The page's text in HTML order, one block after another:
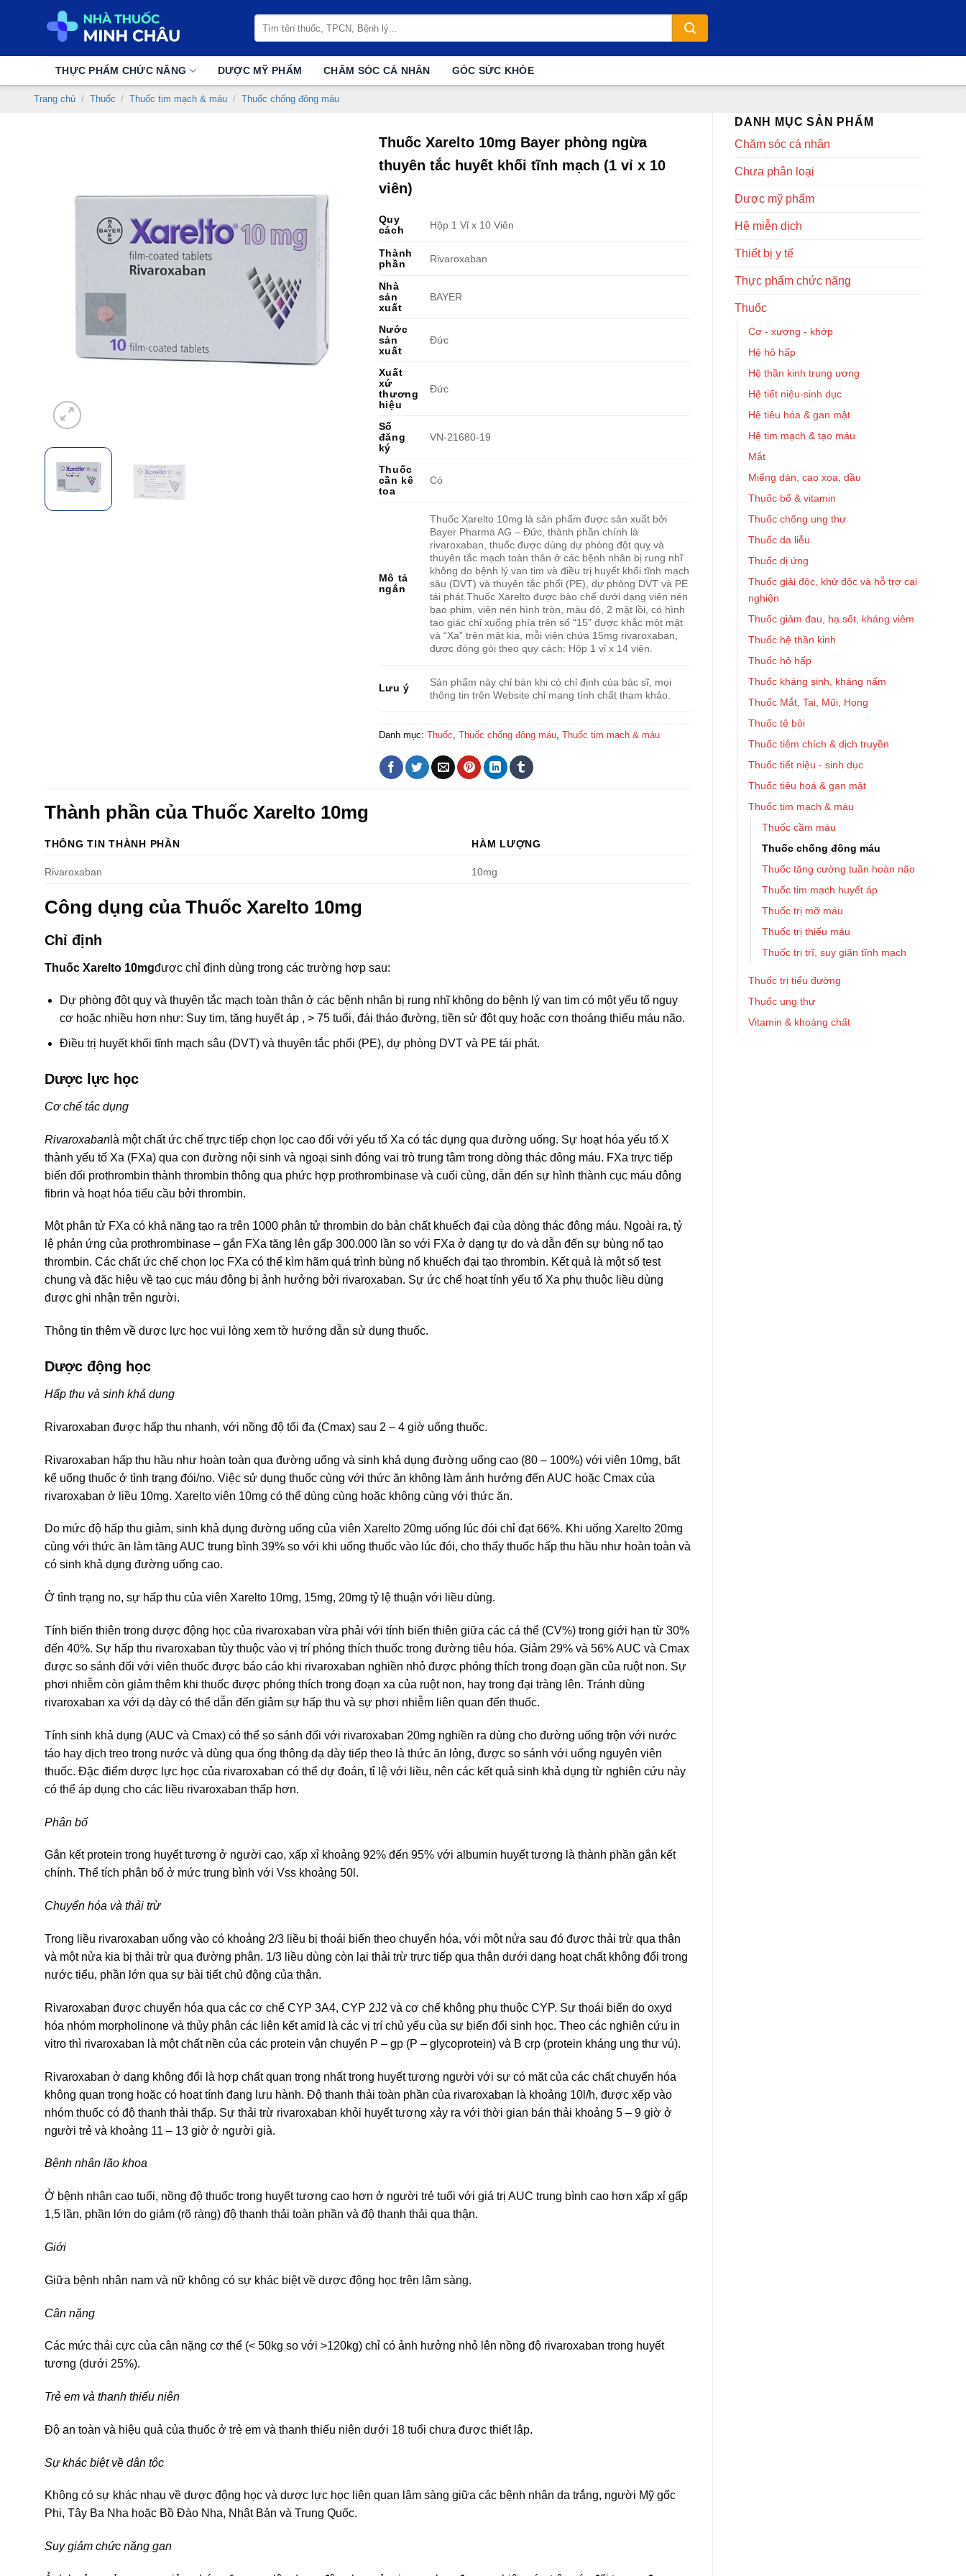
kiếm:
THỰC PHẨM CHỨC NĂNG DƯỢC MỸ PHẨM CHĂM SÓC CÁ NHÂN GÓC SỨC KHỎE
Trang chủ / Thuốc / Thuốc tim mạch & máu / Thuốc chống đông máu
DANH MỤC SẢN PHẨM
Chăm sóc cá nhân
Chưa phân loại
Dược mỹ phẩm
Hệ miễn dịch
Thiết bị y tế
Thực phẩm chức năng
Thuốc
Cơ - xương - khớp
Hệ hô hấp
Hệ thần kinh trung ương
Hệ tiết niệu-sinh dục
Hệ tiêu hóa & gan mật
Hệ tim mạch & tạo máu
Mắt
Miếng dán, cao xoa, dầu
Thuốc bổ & vitamin
Thuốc chống ung thư
Thuốc da liễu
Thuốc dị ứng
Thuốc giải độc, khử độc và hỗ trợ cai
nghiện
Thuốc giảm đau, hạ sốt, kháng viêm
Thuốc hệ thần kinh
Thuốc hô hấp
Thuốc kháng sinh, kháng nấm
Thuốc Mắt, Tai, Mũi, Họng
Thuốc tê bôi
Thuốc tiêm chích & dịch truyền
Thuốc tiết niệu - sinh dục
Thuốc tiêu hoá & gan mật
Thuốc tim mạch & máu
Thuốc cầm máu
Thuốc chống đông máu
Thuốc tăng cường tuần hoàn não
Thuốc tim mạch huyết áp
Thuốc trị mỡ máu
Thuốc trị thiếu máu
Thuốc trị trĩ, suy giãn tĩnh mạch
Thuốc trị tiểu đường
Thuốc ung thư
Vitamin & khoáng chất
Thuốc Xarelto 10mg Bayer phòng ngừa
thuyên tắc huyết khối tĩnh mạch (1 vỉ x 10
viên)
Quy
cách
Hộp 1 Vỉ x 10 Viên
Thành
phần
Rivaroxaban
Nhà
sản
xuất
BAYER
Nước
sản
xuất
Đức
Xuất
xứ
thương
hiệu
Đức
Số
đăng
ký
VN-21680-19
Thuốc
cần kê
toa
Có
Mô tả
ngắn
Thuốc Xarelto 10mg là sản phẩm được sản xuất bởi
Bayer Pharma AG – Đức, thành phần chính là
rivaroxaban, thuốc được dùng dự phòng đột quỵ và
thuyên tắc mạch toàn thân ở các bệnh nhân bị rung nhĩ
không do bệnh lý van tim và điều trị huyết khối tĩnh mạch
sâu (DVT) và thuyên tắc phổi (PE), dự phòng DVT và PE
tái phát.Thuốc Xarelto được bào chế dưới dạng viên nén
bao phim, viên nén hình tròn, màu đỏ, 2 mặt lồi, có hình
tao giác chỉ xuống phía trên số “15” được khắc một mặt
và “Xa” trên mặt kia, mỗi viên chứa 15mg rivaroxaban,
được đóng gói theo quy cách: Hộp 1 vỉ x 14 viên.
Lưu ý
Sản phẩm này chỉ bán khi có chỉ định của bác sĩ, mọi
thông tin trên Website chỉ mang tính chất tham khảo.
Danh mục: Thuốc, Thuốc chống đông máu, Thuốc tim mạch & máu
Thành phần của Thuốc Xarelto 10mg
THÔNG TIN THÀNH PHẦN HÀM LƯỢNG
Rivaroxaban 10mg
Công dụng của Thuốc Xarelto 10mg
Chỉ định
Thuốc Xarelto 10mgđược chỉ định dùng trong các trường hợp sau:
Dự phòng đột quỵ và thuyên tắc mạch toàn thân ở các bệnh nhân bị rung nhĩ không do bệnh lý van tim có một yếu tố nguy
cơ hoặc nhiều hơn như: Suy tim, tăng huyết áp , > 75 tuổi, đái tháo đường, tiền sử đột quỵ hoặc cơn thoáng thiếu máu não.
Điều trị huyết khối tĩnh mạch sâu (DVT) và thuyên tắc phổi (PE), dự phòng DVT và PE tái phát.
Dược lực học
Cơ chế tác dụng
Rivaroxaban là một chất ức chế trực tiếp chọn lọc cao đối với yếu tố Xa có tác dụng qua đường uống. Sự hoạt hóa yếu tố X
thành yếu tố Xa (FXa) qua con đường nội sinh và ngoại sinh đóng vai trò trung tâm trong dòng thác đông máu. FXa trực tiếp
biến đối prothrombin thành thrombin thông qua phức hợp prothrombinase và cuối cùng, dẫn đến sự hình thành cục máu đông
fibrin và hoạt hóa tiểu cầu bởi thrombin.
Một phân tử FXa có khả năng tạo ra trên 1000 phân tử thrombin do bản chất khuếch đại của dòng thác đông máu. Ngoài ra, tỷ
lệ phản ứng của prothrombinase – gắn FXa tăng lên gấp 300.000 lần so với FXa ở dạng tự do và dẫn đến sự bùng nổ tạo
thrombin. Các chất ức chế chọn lọc FXa có thể kìm hãm quá trình bùng nổ khuếch đại tạo thrombin. Kết quả là một số test
chung và đặc hiệu về tạo cục máu đông bị ảnh hưởng bởi rivaroxaban. Sự ức chế hoạt tính yếu tố Xa phụ thuộc liều dùng
được ghi nhận trên người.
Thông tin thêm về dược lực học vui lòng xem tờ hướng dẫn sử dụng thuốc.
Dược động học
Hấp thu và sinh khả dụng
Rivaroxaban được hấp thu nhanh, với nồng độ tối đa (Cmax) sau 2 – 4 giờ uống thuốc.
Rivaroxaban hấp thu hầu như hoàn toàn qua đường uống và sinh khả dụng đường uống cao (80 – 100%) với viên 10mg, bất
kể uống thuốc ở tình trạng đói/no. Việc sử dụng thuốc cùng với thức ăn không làm ảnh hưởng đến AUC hoặc Cmax của
rivaroxaban ở liều 10mg. Xarelto viên 10mg có thể dùng cùng hoặc không cùng với thức ăn.
Do mức độ hấp thu giảm, sinh khả dụng đường uống của viên Xarelto 20mg uống lúc đói chỉ đạt 66%. Khi uống Xarelto 20mg
cùng với thức ăn làm tăng AUC trung bình 39% so với khi uống thuốc vào lúc đói, cho thấy thuốc hấp thu hầu như hoàn toàn và
có sinh khả dụng đường uống cao.
Ở tình trạng no, sự hấp thu của viên Xarelto 10mg, 15mg, 20mg tỷ lệ thuận với liều dùng.
Tính biến thiên trong dược động học của rivaroxaban vừa phải với tính biến thiên giữa các cá thể (CV%) trong giới hạn từ 30%
đến 40%. Sự hấp thu rivaroxaban tùy thuộc vào vị trí phóng thích thuốc trong đường tiêu hóa. Giảm 29% và 56% AUC và Cmax
được so sánh đối với viên thuốc được báo cáo khi rivaroxaban nghiền nhỏ được phóng thích trong đoạn gần của ruột non. Sự
phơi nhiễm còn giảm thêm khi thuốc được phóng thích trong đoạn xa của ruột non, hay trong đại tràng lên. Tránh dùng
rivaroxaban xa với dạ dày có thể dẫn đến giảm sự hấp thu và sự phơi nhiễm liên quan đến thuốc.
Tính sinh khả dụng (AUC và Cmax) có thể so sánh đối với rivaroxaban 20mg nghiền ra dùng cho đường uống trộn với nước
táo hay dịch treo trong nước và dùng qua ống thông dạ dày tiếp theo là thức ăn lỏng, được so sánh với uống nguyên viên
thuốc. Đặc điểm dược lực học của rivaroxaban có thể dự đoán, tỉ lệ với liều, nên các kết quả sinh khả dụng từ nghiên cứu này
có thể áp dụng cho các liều rivaroxaban thấp hơn.
Phân bố
Gắn kết protein trong huyết tương ở người cao, xấp xỉ khoảng 92% đến 95% với albumin huyết tương là thành phần gắn kết
chính. Thể tích phân bố ở mức trung bình với Vss khoảng 50l.
Chuyển hóa và thải trừ
Trong liều rivaroxaban uống vào có khoảng 2/3 liều bị thoái biến theo chuyển hóa, với một nửa sau đó đựợc thải trừ qua thận
và một nửa kia bị thải trừ qua đường phân. 1/3 liều dùng còn lại thải trừ trực tiếp qua thận dưới dạng hoạt chất không đổi trong
nước tiểu, phần lớn qua sự bài tiết chủ động của thận.
Rivaroxaban được chuyển hóa qua các cơ chế CYP 3A4, CYP 2J2 và cơ chế không phụ thuộc CYP. Sự thoái biến do oxyd
hóa nhóm morpholinone và thủy phân các liên kết amid là các vị trí chủ yếu của sự biến đổi sinh học. Theo các nghiên cứu in
vitro thì rivaroxaban là một chất nền của các protein vận chuyển P – gp (P – glycoprotein) và B crp (protein kháng ung thư vú).
Rivaroxaban ở dạng không đổi là hợp chất quan trọng nhất trong huyết tương người với sự có mặt của các chất chuyển hóa
không quan trọng hoặc có hoạt tính đang lưu hành. Độ thanh thải toàn phần của rivaroxaban là khoảng 10l/h, được xếp vào
nhóm thuốc có độ thanh thải thấp. Sự thải trừ rivaroxaban khỏi huyết tương xảy ra với thời gian bán thải khoảng 5 – 9 giờ ở
người trẻ và khoảng 11 – 13 giờ ở người già.
Bệnh nhân lão khoa
Ở bệnh nhân cao tuổi, nồng độ thuốc trong huyết tương cao hơn ở người trẻ tuổi với giá trị AUC trung bình cao hơn xấp xỉ gấp
1,5 lần, phần lớn do giảm (rõ ràng) độ thanh thải toàn phần và độ thanh thải qua thận.
Giới
Giữa bệnh nhân nam và nữ không có sự khác biệt về dược động học trên lâm sàng.
Cân nặng
Các mức thái cực của cân nặng cơ thể (< 50kg so với >120kg) chỉ có ảnh hưởng nhỏ lên nồng độ rivaroxaban trong huyết
tương (dưới 25%).
Trẻ em và thanh thiếu niên
Độ an toàn và hiệu quả của thuốc ở trẻ em và thanh thiếu niên dưới 18 tuổi chưa được thiết lập.
Sự khác biệt về dân tộc
Không có sự khác nhau về dược động học và dược lực học liên quan lâm sàng giữa các bệnh nhân da trắng, người Mỹ gốc
Phi, Tây Ba Nha hoặc Bồ Đào Nha, Nhật Bản và Trung Quốc.
Suy giảm chức năng gan